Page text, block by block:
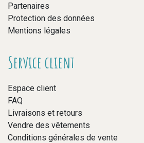
Partenaires
Protection des données
Mentions légales
Service client
Espace client
FAQ
Livraisons et retours
Vendre des vêtements
Conditions générales de vente